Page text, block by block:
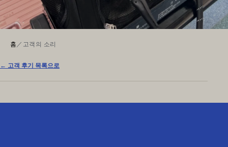
홈 ／ 고객의 소리
← 고객 후기 목록으로